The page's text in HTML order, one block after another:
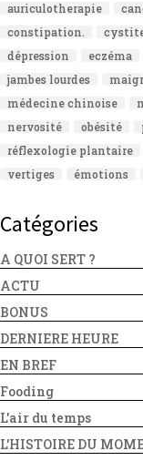
auriculotherapie
constipation.
dépression
eczéma
jambes lourdes
médecine chinoise
nervosité
obésité
réflexologie plantaire
vertiges
émotions
Catégories
A QUOI SERT ?
ACTU
BONUS
DERNIERE HEURE
EN BREF
Fooding
L'air du temps
L'HISTOIRE DU